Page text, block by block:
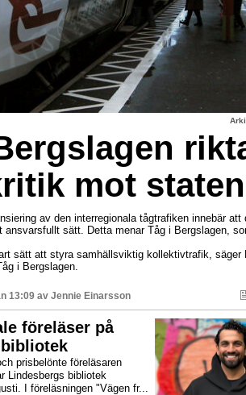
mot staten
av den interregionala tågtrafiken innebär att
ansvarsfullt sätt. Detta menar Tåg i Bergslagen,
sätt att styra samhällsviktig kollektivtrafik, säger
i Bergslagen.
13:09 av Jennie Einarsson
föreläser på
prisbelönte föreläsaren
Lindesbergs bibliotek
I föreläsningen "Vägen fr...